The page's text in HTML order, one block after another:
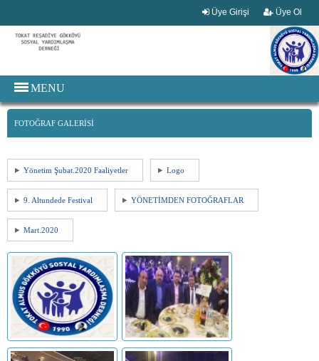
Üye Girişi Üye Ol
MENU
FOTOĞRAF GALERİSİ
Yönetim Şubat.2020 Faaliyetler Logo
9. Altundede Festival YÖNETİMDEN FOTOĞRAFLAR
Mart.2020